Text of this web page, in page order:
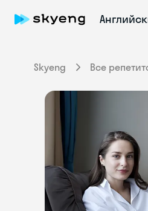
Skyeng Все